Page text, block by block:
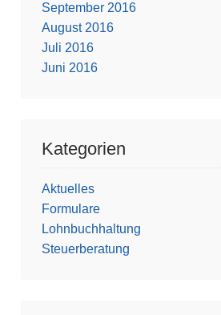
September 2016
August 2016
Juli 2016
Juni 2016
Kategorien
Aktuelles
Formulare
Lohnbuchhaltung
Steuerberatung